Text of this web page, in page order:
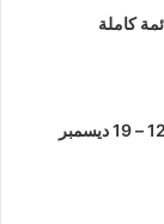
نشرة أخبار الأنمي الأسبوعية (12 – 19 ديسمبر